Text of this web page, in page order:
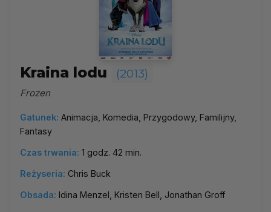
Kraina lodu (2013)
Frozen
Gatunek: Animacja, Komedia, Przygodowy, Familijny,
Fantasy
Czas trwania: 1 godz. 42 min.
Reżyseria: Chris Buck
Obsada: Idina Menzel, Kristen Bell, Jonathan Groff